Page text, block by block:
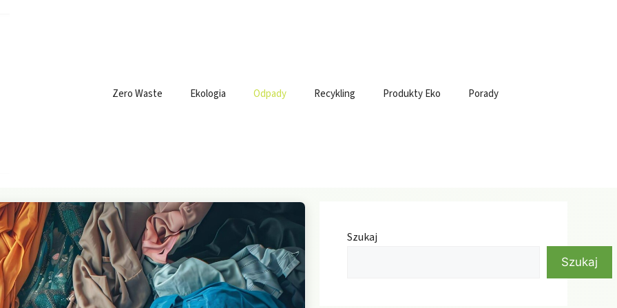
Zero Waste Ekologia Odpady Recykling Produkty Eko Porady
Szukaj
Szukaj